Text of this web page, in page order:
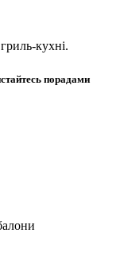
кухні.
порадами